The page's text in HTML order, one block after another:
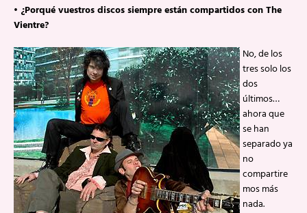
• ¿Porqué vuestros discos siempre están compartidos con The
Vientre?
No, de los
tres solo los
dos
últimos…
ahora que
se han
separado ya
no
compartire
mos más
nada.